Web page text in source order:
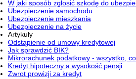
W jaki sposób zgłosić szkodę do
Ubezpieczenie samochodu
Ubezpieczenie mieszkania
Ubezpieczenie na życie
Artykuły
Odstąpienie od umowy kredytowej
Jak sprawdzić BIK?
Mikrorachunek podatkowy - wszystko,
Kredyt hipoteczny a wysokość pensji
Zwrot prowizji za kredyt